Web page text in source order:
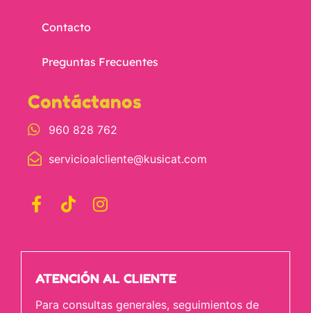
Contacto
Preguntas Frecuentes
Contáctanos
960 828 762
servicioalcliente@kusicat.com
ATENCIÓN AL CLIENTE
Para consultas generales, seguimientos de